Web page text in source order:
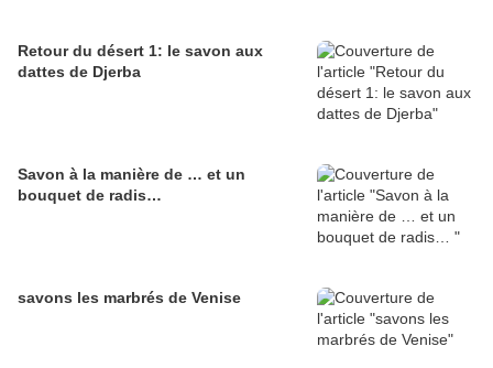
Retour du désert 1: le savon aux
dattes de Djerba
Savon à la manière de … et un
bouquet de radis…
savons les marbrés de Venise